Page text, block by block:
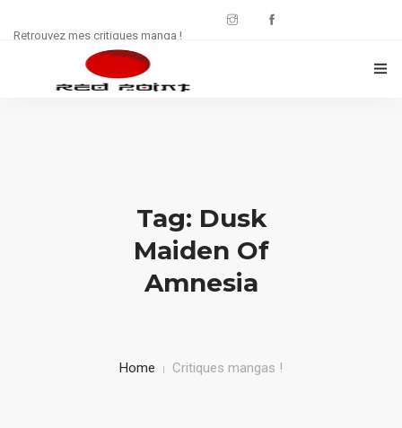
Retrouvez mes critiques manga !
Tag: Dusk
Maiden Of
Amnesia
Home Critiques mangas !